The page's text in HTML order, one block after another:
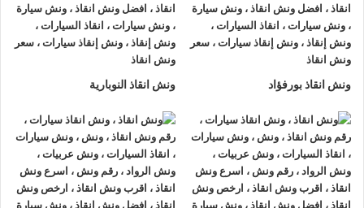
اتصل بخدمة العملاء التابعة لنا على مدار 24 ساعة الآن للحصول
علىأقرب ونش انقاذمن موقعك في الجونة فريق المساعدة على
أهبة الاستعداد و جاهز دائما لمساعدتك في أي وقت من النهار أو
الليل 24/7/365 تشمل خدمات
انقاذ السيارات في الجونة
يلي:
1- السرعة
يصلكونش انقاذ السيارات
بسرعة فائقة خلال 30 دقيقة بحد اقصي
فور طلبك لـونش إنقاذ سياراتمن أجل إنقاذ السياراتالمُعطّلة في
ونش انقاذ بورفؤاد ونش انقاذ النوبارية